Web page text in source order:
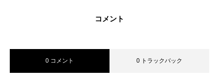
コメント
0 コメント 0 トラックバック